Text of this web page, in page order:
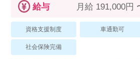
その他のお問い合わせ
スマイルカの
給与 月給 191,000円
資格支援制度 車通勤可
社会保険完備